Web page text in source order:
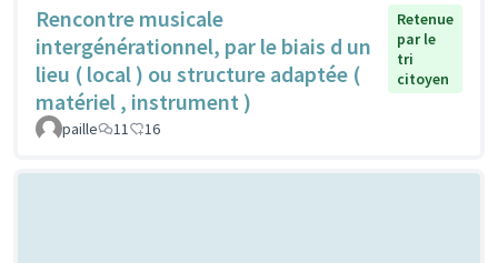
Rencontre musicale
intergénérationnel, par le biais d un
lieu ( local ) ou structure adaptée (
matériel , instrument )
Retenue
par le
tri
citoyen
paille 11 16